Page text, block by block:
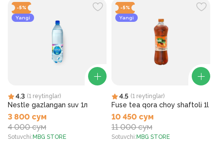
-5%
Yangi
4.3 (1 reytinglar)
Nestle gazlangan suv 1л
3 800 сум
4 000 сум
Sotuvchi: MBG STORE
-5%
Yangi
4.5 (1 reytinglar)
Fuse tea qora choy shaftoli 1l
10 450 сум
11 000 сум
Sotuvchi: MBG STORE